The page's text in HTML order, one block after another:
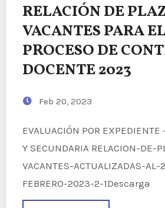
RELACIÓN DE
VACANTES PARA
PROCESO DE
DOCENTE 2023
Feb 20, 2023
EVALUACIÓN POR EXPEDIENTE - AIP PRIMARIA
Y SECUNDARIA RELACION-DE-
VACANTES-ACTUALIZADAS-AL-
FEBRERO-2023-2-1Descarga